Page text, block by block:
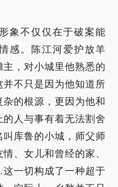
象不仅仅在于破案能
感。陈江河爱护放羊
，对小城里他熟悉的
并不只是因为他知道所
的根源，更因为他和
人与事有着无法割舍
库鲁的小城，师父师
、女儿和曾经的家、
一切构成了一种超于